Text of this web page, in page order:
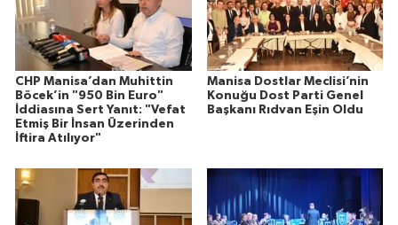
CHP Manisa’dan Muhittin
Böcek’in "950 Bin Euro"
İddiasına Sert Yanıt: "Vefat
Etmiş Bir İnsan Üzerinden
İftira Atılıyor"
Manisa Dostlar Meclisi’nin
Konuğu Dost Parti Genel
Başkanı Rıdvan Eşin Oldu